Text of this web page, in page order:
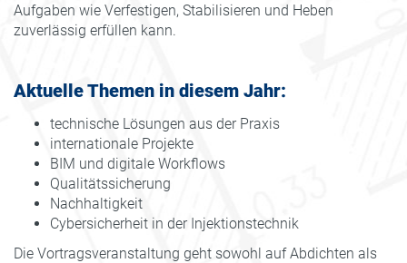
Aufgaben wie Verfestigen, Stabilisieren und Heben
zuverlässig erfüllen kann.
Aktuelle Themen in diesem Jahr:
technische Lösungen aus der Praxis
internationale Projekte
BIM und digitale Workflows
Qualitätssicherung
Nachhaltigkeit
Cybersicherheit in der Injektionstechnik
Die Vortragsveranstaltung geht sowohl auf Abdichten als